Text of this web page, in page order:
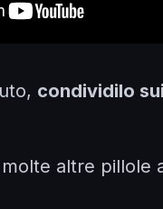
condividilo
altre pillole